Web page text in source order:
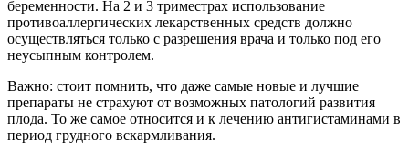
беременности. На 2 и 3 триместрах использование
противоаллергических лекарственных средств должно
осуществляться только с разрешения врача и только под его
неусыпным контролем.
Важно: стоит помнить, что даже самые новые и лучшие
препараты не страхуют от возможных патологий развития
плода. То же самое относится и к лечению антигистаминами в
период грудного вскармливания.